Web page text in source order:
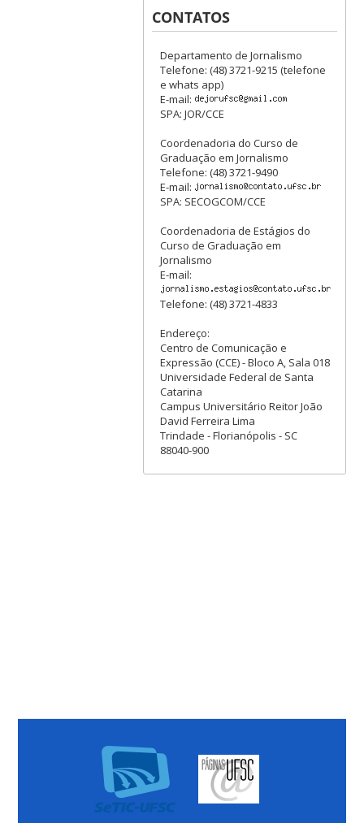
CONTATOS
Departamento de Jornalismo
Telefone: (48) 3721-9215 (telefone
e whats app)
E-mail:
SPA: JOR/CCE
Coordenadoria do Curso de
Graduação em Jornalismo
Telefone: (48) 3721-9490
E-mail:
SPA: SECOGCOM/CCE
Coordenadoria de Estágios do
Curso de Graduação em
Jornalismo
E-mail:
Telefone: (48) 3721-4833
Endereço:
Centro de Comunicação e
Expressão (CCE) - Bloco A, Sala 018
Universidade Federal de Santa
Catarina
Campus Universitário Reitor João
David Ferreira Lima
Trindade - Florianópolis - SC
88040-900